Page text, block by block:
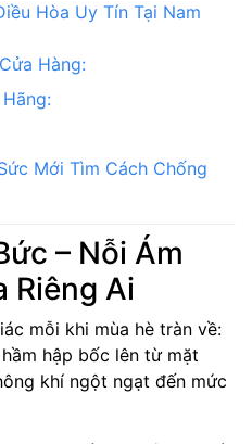
Hòa Uy Tín Tại Nam
Hàng:
Mới Tìm Cách Chống
– Nỗi Ám
Riêng Ai
mỗi khi mùa hè tràn về:
hập bốc lên từ mặt
khí ngột ngạt đến mức